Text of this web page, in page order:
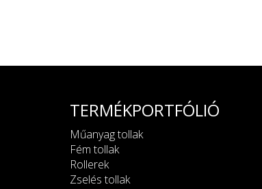
TERMÉKPORTFÓLIÓ
Műanyag tollak
Fém tollak
Rollerek
Zselés tollak